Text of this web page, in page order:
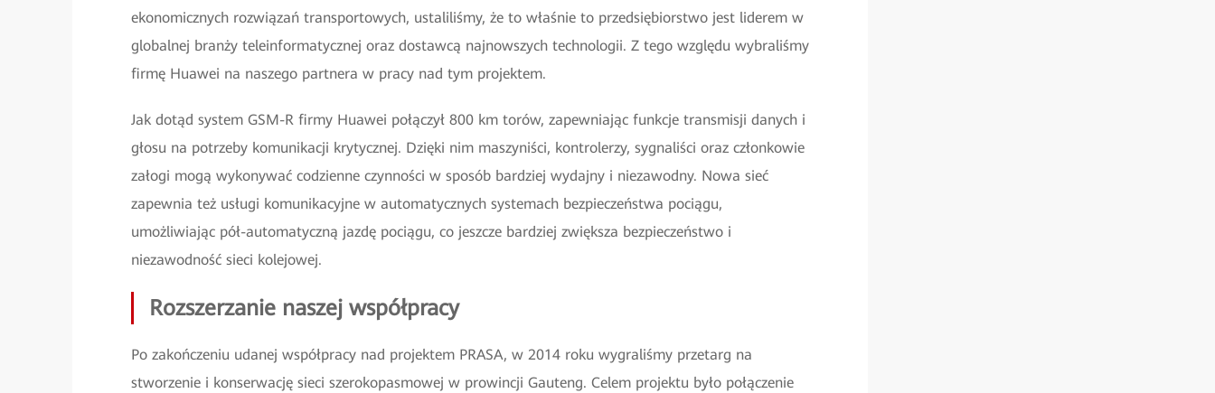
ekonomicznych rozwiązań transportowych, ustaliliśmy, że to właśnie to przedsiębiorstwo jest liderem w
globalnej branży teleinformatycznej oraz dostawcą najnowszych technologii. Z tego względu wybraliśmy
firmę Huawei na naszego partnera w pracy nad tym projektem.
Jak dotąd system GSM-R firmy Huawei połączył 800 km torów, zapewniając funkcje transmisji danych i
głosu na potrzeby komunikacji krytycznej. Dzięki nim maszyniści, kontrolerzy, sygnaliści oraz członkowie
załogi mogą wykonywać codzienne czynności w sposób bardziej wydajny i niezawodny. Nowa sieć
zapewnia też usługi komunikacyjne w automatycznych systemach bezpieczeństwa pociągu,
umożliwiając pół-automatyczną jazdę pociągu, co jeszcze bardziej zwiększa bezpieczeństwo i
niezawodność sieci kolejowej.
Rozszerzanie naszej współpracy
Po zakończeniu udanej współpracy nad projektem PRASA, w 2014 roku wygraliśmy przetarg na
stworzenie i konserwację sieci szerokopasmowej w prowincji Gauteng. Celem projektu było połączenie